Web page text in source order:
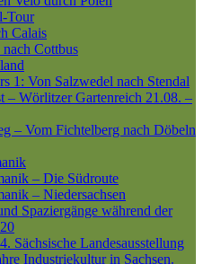
Tour
Calais
Cottbus
1: Von Salzwedel nach Stendal
– Wörlitzer Gartenreich 21.08. –
– Vom Fichtelberg nach Döbeln
– Die Südroute
– Niedersachsen
Spaziergänge während der
Sächsische Landesausstellung
Industriekultur in Sachsen.